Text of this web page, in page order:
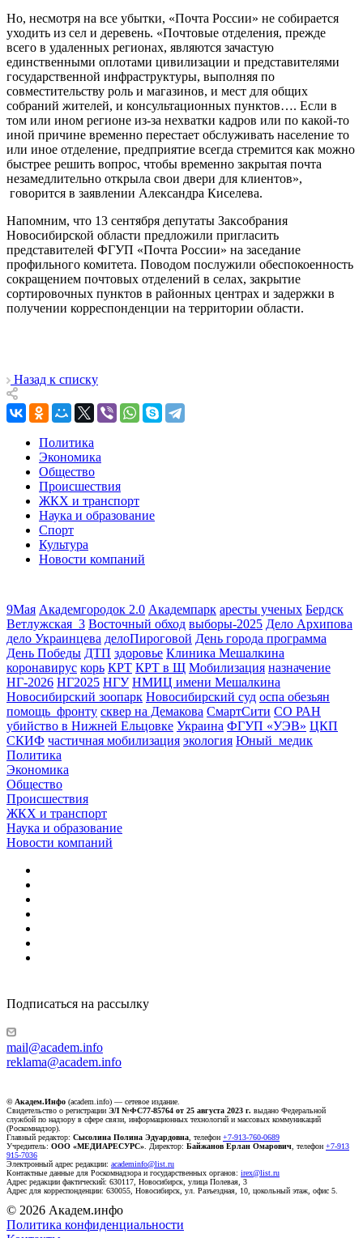
Но, несмотря на все убытки, «Почта России» не собирается
уходить из сел и деревень. «Почтовые отделения, прежде
всего в удаленных регионах, являются зачастую
единственными оплотами цивилизации и представителями
государственной инфраструктуры, выполняя по
совместительству роль и магазинов, и мест для общих
собраний жителей, и консультационных пунктов…. Если в
том или ином регионе из-за нехватки кадров или по какой-то
иной причине временно перестает обслуживать население то
или иное отделение, предприятие всегда стремится как можно
быстрее решить вопрос, чтобы временно закрытая почта
незамедлительно открыла свои двери для клиентов»,
говорится в заявлении Александра Киселева.
Напомним, что 13 сентября депутаты Заксобрания
Новосибирской области предложили пригласить
представителей ФГУП «Почта России» на заседание
профильного комитета. Поводом послужили обеспокоенность
сокращением почтовых отделений в селах, закрытие
сортировочных пунктов в районных центрах и задержки в
получении корреспонденции на территории области.
Назад к списку
Политика
Экономика
Общество
Происшествия
ЖКХ и транспорт
Наука и образование
Спорт
Культура
Новости компаний
9Мая Академгородок 2.0 Академпарк аресты ученых Бердск
Ветлужская_3 Восточный обход выборы-2025 Дело Архипова
дело Украинцева делоПироговой День города программа
День Победы ДТП здоровье Клиника Мешалкина
коронавирус корь КРТ КРТ в Щ Мобилизация назначение
НГ-2026 НГ2025 НГУ НМИЦ имени Мешалкина
Новосибирский зоопарк Новосибирский суд оспа обезьян
помощь_фронту сквер на Демакова СмартСити СО РАН
убийство в Нижней Ельцовке Украина ФГУП «УЭВ» ЦКП
СКИФ частичная мобилизация экология Юный_медик
Политика
Экономика
Общество
Происшествия
ЖКХ и транспорт
Наука и образование
Новости компаний
Подписаться на рассылку
mail@academ.info
reklama@academ.info
© Академ.Инфо (academ.info) — сетевое издание.
Свидетельство о регистрации ЭЛ №ФС77-85764 от 25 августа 2023 г. выдано Федеральной
службой по надзору в сфере связи, информационных технологий и массовых коммуникаций
(Роскомнадзор).
Главный редактор: Сысолина Полина Эдуардовна , телефон +7-913-760-0689
Учредитель: ООО «МЕДИАРЕСУРС» . Директор: Байжанов Ерлан Омарович , телефон +7-913
915-7036
Электронный адрес редакции: academinfo@list.ru
Контактные данные для Роскомнадзора и государственных органов: irex@list.ru
Адрес редакции фактический: 630117, Новосибирск, улица Полевая, 3
Адрес для корреспонденции: 630055, Новосибирск, ул. Разъездная, 10, цокольный этаж, офис 5.
© 2026 Академ.инфо
Политика конфиденциальности